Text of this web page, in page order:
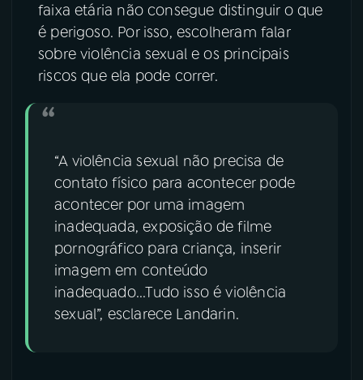
faixa etária não consegue distinguir o que
é perigoso. Por isso, escolheram falar
sobre violência sexual e os principais
riscos que ela pode correr.
“A violência sexual não precisa de
contato físico para acontecer pode
acontecer por uma imagem
inadequada, exposição de filme
pornográfico para criança, inserir
imagem em conteúdo
inadequado...Tudo isso é violência
sexual”, esclarece Landarin.